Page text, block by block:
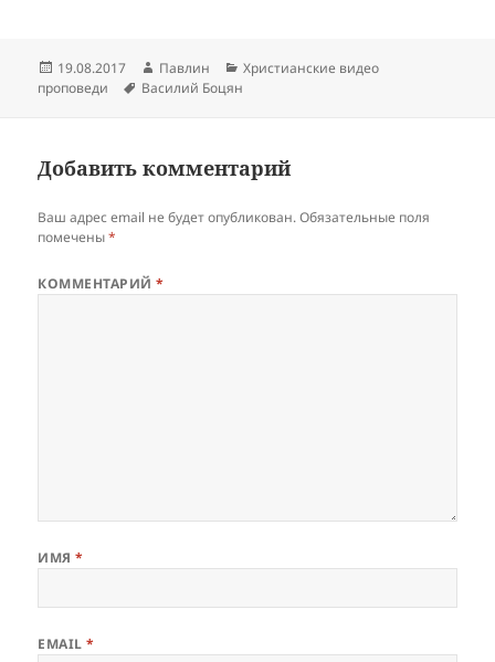
Опубликовано
19.08.2017 Автор
Павлин Рубрики
Христианские видео
проповеди
Метки
Василий Боцян
Добавить комментарий
Ваш адрес email не будет опубликован. Обязательные поля
помечены*
КОММЕНТАРИЙ*
ИМЯ*
EMAIL*